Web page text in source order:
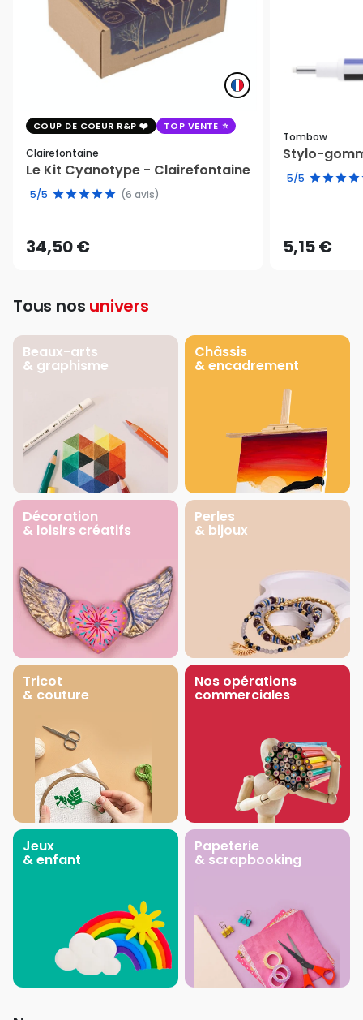
COUP DE COEUR R&P TOP VENTE
Clairefontaine
Le Kit Cyanotype - Clairefontaine
5/5 (6 avis)
34,50 €
Tombow
Stylo-
5/5
5,15 €
Tous nos univers
Beaux-arts
& graphisme
Châssis
& encadrement
Décoration
& loisirs créatifs
Perles
& bijoux
Tricot
& couture
Nos opérations
commerciales
Jeux
& enfant
Papeterie
& scrapbooking